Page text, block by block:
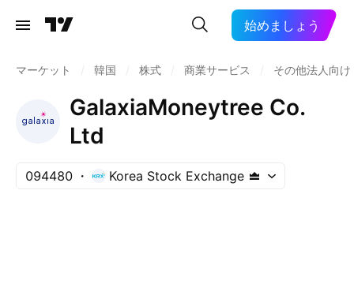
始めましょう
マーケット 韓国 株式 商業サービス その他法人向
GalaxiaMoneytree Co.
Ltd
094480 Korea Stock Exchange